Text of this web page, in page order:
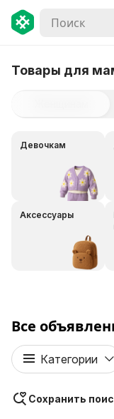
Товары для
Девочкам
Аксессуары
Все
Категории
Сохранить